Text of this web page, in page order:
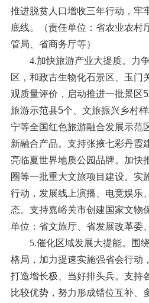
推进脱贫人口增收三年行动，牢
底线。（责任单位：省农业农村
管局、省商务厅等）
4.加快旅游产业大提质。 力
区，和政古生物化石景区、玉
观质量评价，启动推进一批景区
旅游示范县5个、文旅振兴乡村
宁等全国红色旅游融合发展示范
新融合产品。支持张掖七彩丹霞
亮临夏世界地质公园品牌。加快
圈等一批重大文旅项目建设。实
行动，发展线上演播、电竞娱乐
态。支持嘉峪关市创建国家文物
单位：省文旅厅、省发展改革委
5.催化区域发展大提能。
围
格局，加力提速实施强省会行动
打造增长极、当好排头兵。支持
比较优势，努力形成错位互补、